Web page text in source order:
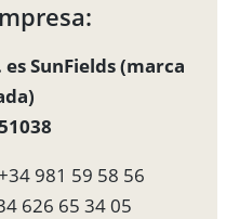
es SunFields (marca
981 59 58 56
626 65 34 05